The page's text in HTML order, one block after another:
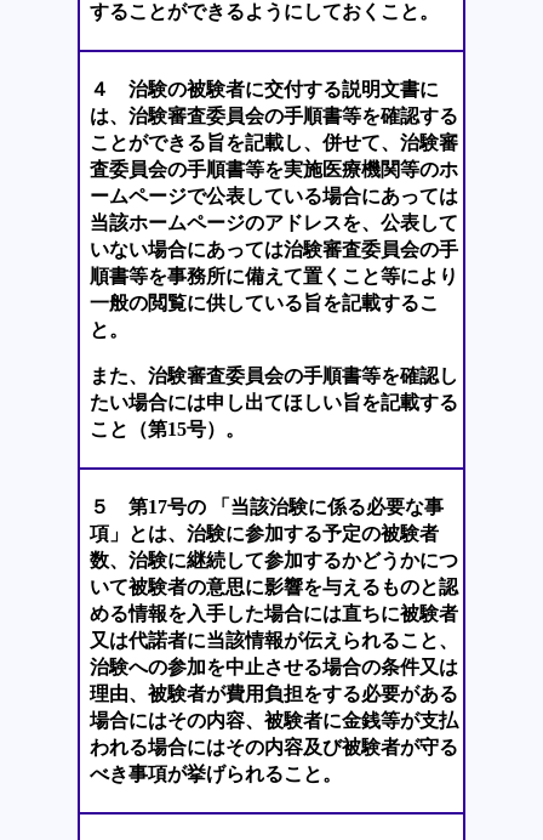
することができるようにしておくこと。
４ 治験の被験者に交付する説明文書に
は、治験審査委員会の手順書等を確認する
ことができる旨を記載し、併せて、治験審
査委員会の手順書等を実施医療機関等のホ
ームページで公表している場合にあっては
当該ホームページのアドレスを、公表して
いない場合にあっては治験審査委員会の手
順書等を事務所に備えて置くこと等により
一般の閲覧に供している旨を記載するこ
と。
また、治験審査委員会の手順書等を確認し
たい場合には申し出てほしい旨を記載する
こと（第15号）。
５ 第17号の 「当該治験に係る必要な事
項」とは、治験に参加する予定の被験者
数、治験に継続して参加するかどうかにつ
いて被験者の意思に影響を与えるものと認
める情報を入手した場合には直ちに被験者
又は代諾者に当該情報が伝えられること、
治験への参加を中止させる場合の条件又は
理由、被験者が費用負担をする必要がある
場合にはその内容、被験者に金銭等が支払
われる場合にはその内容及び被験者が守る
べき事項が挙げられること。